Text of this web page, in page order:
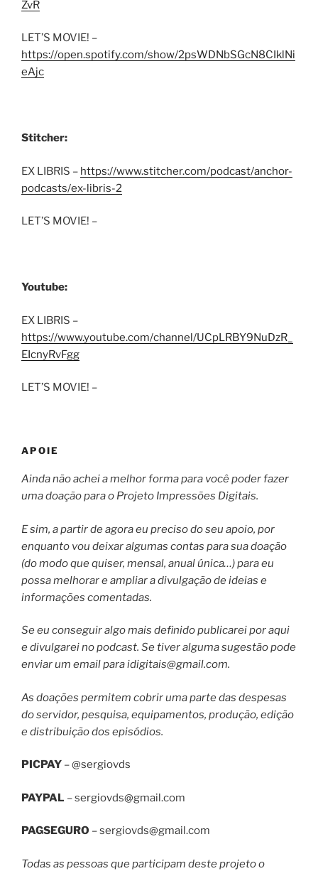
ZvR
LET’S MOVIE! –
https://open.spotify.com/show/2psWDNbSGcN8CIklNi
eAjc
Stitcher:
EX LIBRIS – https://www.stitcher.com/podcast/anchor-
podcasts/ex-libris-2
LET’S MOVIE! –
Youtube:
EX LIBRIS –
https://www.youtube.com/channel/UCpLRBY9NuDzR_
EIcnyRvFgg
LET’S MOVIE! –
APOIE
Ainda não achei a melhor forma para você poder fazer
uma doação para o Projeto Impressões Digitais.
E sim, a partir de agora eu preciso do seu apoio, por
enquanto vou deixar algumas contas para sua doação
(do modo que quiser, mensal, anual única…) para eu
possa melhorar e ampliar a divulgação de ideias e
informações comentadas.
Se eu conseguir algo mais definido publicarei por aqui
e divulgarei no podcast. Se tiver alguma sugestão pode
enviar um email paraidigitais@gmail.com.
As doações permitem cobrir uma parte das despesas
do servidor, pesquisa, equipamentos, produção, edição
e distribuição dos episódios.
PICPAY – @sergiovds
PAYPAL –sergiovds@gmail.com
PAGSEGURO –sergiovds@gmail.com
Todas as pessoas que participam deste projeto o